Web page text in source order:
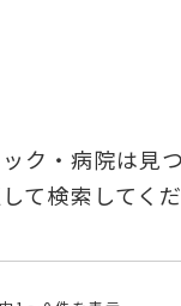
ク・病院は見
て検索してくだ